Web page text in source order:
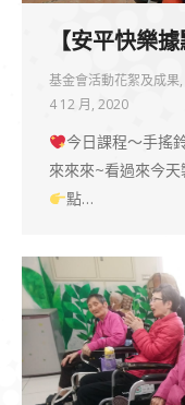
【安平快樂
基金會活動花絮及成果,
4 12 月, 2020
今日課程～手搖
來來來~看過來今
點…